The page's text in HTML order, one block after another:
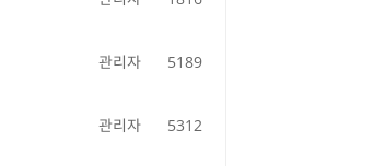
관리자 5189
관리자 5312